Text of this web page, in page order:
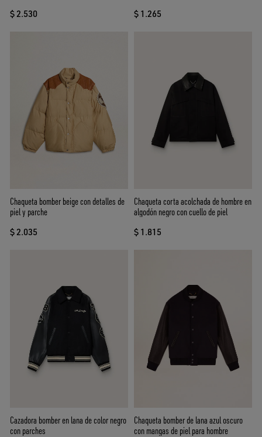
$ 2.530 $ 1.265
Chaqueta bomber beige con detalles de
piel y parche
$ 2.035
Chaqueta corta acolchada de hombre en
algodón negro con cuello de piel
$ 1.815
Cazadora bomber en lana de color negro
con parches
Chaqueta bomber de lana azul oscuro
con mangas de piel para hombre